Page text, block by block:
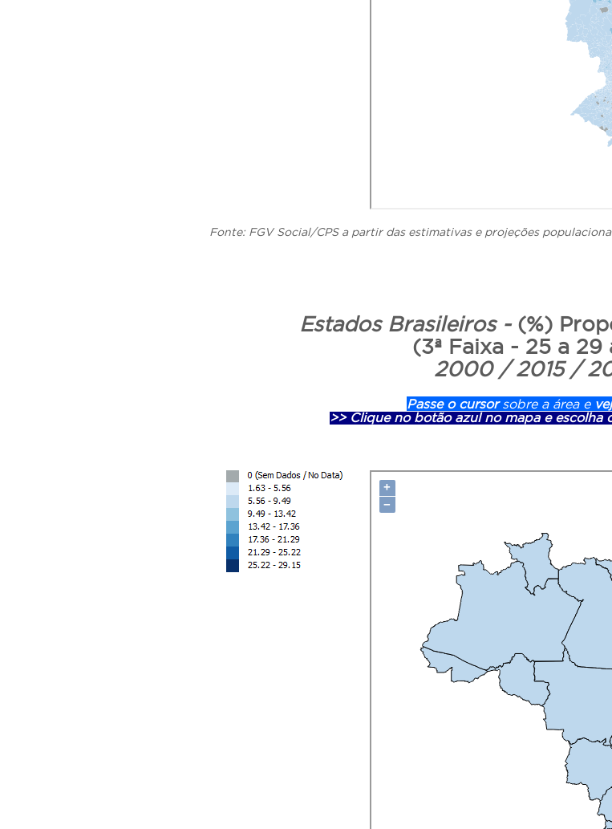
Fonte: FGV Social/CPS a partir das estimativas e projeções
Estados Brasileiros - (%)
(3ª Faixa - 25 a 29
2000 / 2015 /
Passe o cursorsobre a área e
>> Clique no botão azul no mapa e escolha